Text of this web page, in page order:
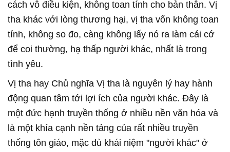
cách vô điều kiện, không toan tính cho bản thân. Vị
tha khác với lòng thương hại, vị tha vốn không toan
tính, không so đo, càng không lấy nó ra làm cái cớ
để coi thường, hạ thấp người khác, nhất là trong
tình yêu.
Vị tha hay Chủ nghĩa Vị tha là nguyên lý hay hành
động quan tâm tới lợi ích của người khác. Đây là
một đức hạnh truyền thống ở nhiều nền văn hóa và
là một khía cạnh nền tảng của rất nhiều truyền
thống tôn giáo, mặc dù khái niệm "người khác" ở